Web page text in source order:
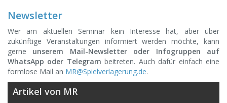
Newsletter
Wer am aktuellen Seminar kein Interesse hat, aber über
zukünftige Veranstaltungen informiert werden möchte, kann
gerne unserem Mail-Newsletter oder Infogruppen auf
WhatsApp oder Telegram beitreten. Auch dafür einfach eine
formlose Mail an MR@Spielverlagerung.de.
Artikel von MR